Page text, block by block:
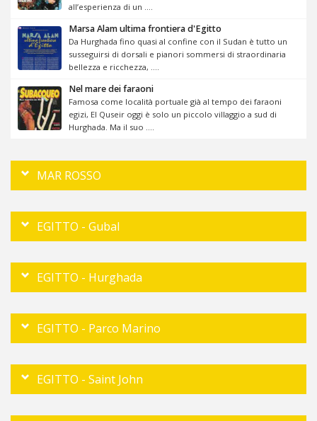
all’esperienza di un ....
Marsa Alam ultima frontiera d'Egitto
Da Hurghada fino quasi al confine con il Sudan è tutto un
susseguirsi di dorsali e pianori sommersi di straordinaria
bellezza e ricchezza, ....
Nel mare dei faraoni
Famosa come località portuale già al tempo dei faraoni
egizi, El Quseir oggi è solo un piccolo villaggio a sud di
Hurghada. Ma il suo ....
MAR ROSSO
EGITTO - Gubal
EGITTO - Hurghada
EGITTO - Parco Marino
EGITTO - Saint John